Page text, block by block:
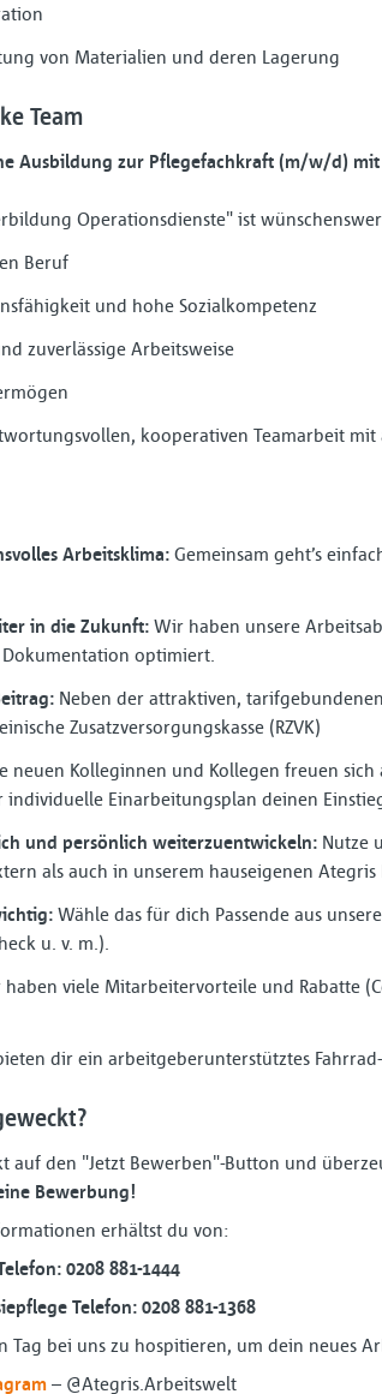
von Materialien und deren Lagerung
Team
Ausbildung zur Pflegefachkraft (m⁠/⁠w⁠/⁠d)
Operationsdienste" ist
Beruf
und hohe Sozialkompetenz
zuverlässige Arbeitsweise
kooperativen Teamarbeit
Arbeitsklima: Gemeinsam geht’s
in die Zukunft:Wir haben unsere
optimiert.
Neben der attraktiven,
Zusatzversorgungskasse (RZVK)
neuen Kolleginnen und Kollegen freuen
Einarbeitungsplan deinen
und persönlich weiterzuentwickeln: Nutze
als auch in unserem hauseigenen
Wähle das für dich Passende aus
u. v. m.).
viele Mitarbeitervorteile und Rabatte
dir ein arbeitgeberunterstütztes
auf den "Jetzt Bewerben"-Button und
Bewerbung!
erhältst du von:
0208 881-1444
Telefon: 0208 881-1368
bei uns zu hospitieren, um dein neues
– @Ategris.Arbeitswelt